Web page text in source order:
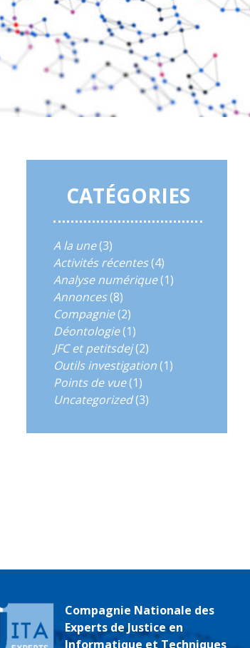
CATÉGORIES
A la une(3)
Activités récentes(4)
Analyse numérique(1)
Annonces(8)
Compagnie(2)
Déontologie(1)
JFC et petitsdej(2)
Outils investigation(1)
Points de vue(1)
Uncategorized(3)
Compagnie Nationale des
Experts de Justice en
Informatique et Techniques